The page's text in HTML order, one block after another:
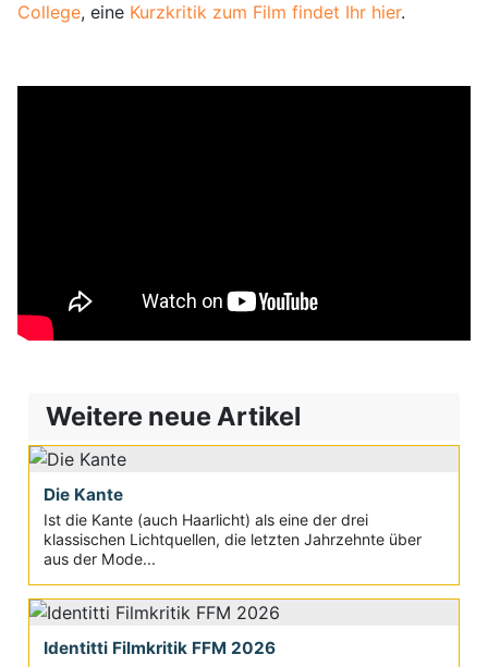
College, eine Kurzkritik zum Film findet Ihr hier.
Weitere neue Artikel
Die Kante
Ist die Kante (auch Haarlicht) als eine der drei
klassischen Lichtquellen, die letzten Jahrzehnte über
aus der Mode...
Identitti Filmkritik FFM 2026